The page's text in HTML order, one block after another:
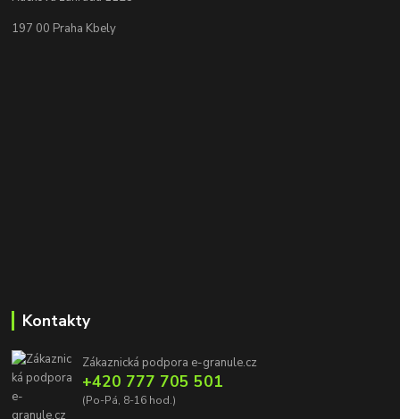
197 00 Praha Kbely
Kontakty
Zákaznická podpora e-granule.cz
+420 777 705 501
(Po-Pá, 8-16 hod.)